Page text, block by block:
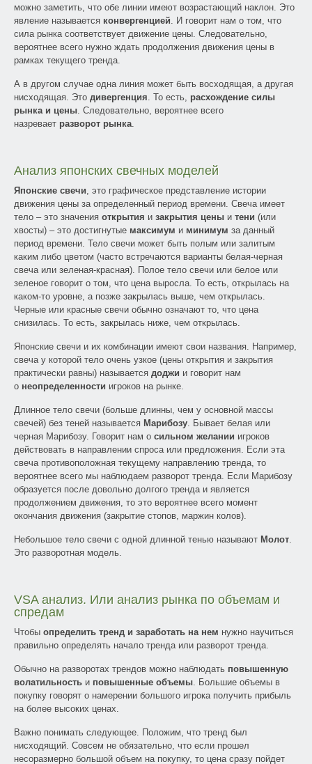
можно заметить, что обе линии имеют возрастающий наклон. Это
явление называется конвергенцией. И говорит нам о том, что
сила рынка соответствует движение цены. Следовательно,
вероятнее всего нужно ждать продолжения движения цены в
рамках текущего тренда.
А в другом случае одна линия может быть восходящая, а другая
нисходящая. Это дивергенция. То есть, расхождение силы
рынка и цены. Следовательно, вероятнее всего
назревает разворот рынка.
Анализ японских свечных моделей
Японские свечи, это графическое представление истории
движения цены за определенный период времени. Свеча имеет
тело – это значения открытия и закрытия цены и тени (или
хвосты) – это достигнутые максимум и минимум за данный
период времени. Тело свечи может быть полым или залитым
каким либо цветом (часто встречаются варианты белая-черная
свеча или зеленая-красная). Полое тело свечи или белое или
зеленое говорит о том, что цена выросла. То есть, открылась на
каком-то уровне, а позже закрылась выше, чем открылась.
Черные или красные свечи обычно означают то, что цена
снизилась. То есть, закрылась ниже, чем открылась.
Японские свечи и их комбинации имеют свои названия. Например,
свеча у которой тело очень узкое (цены открытия и закрытия
практически равны) называется доджи и говорит нам
о неопределенности игроков на рынке.
Длинное тело свечи (больше длинны, чем у основной массы
свечей) без теней называется Марибозу. Бывает белая или
черная Марибозу. Говорит нам о сильном желании игроков
действовать в направлении спроса или предложения. Если эта
свеча противоположная текущему направлению тренда, то
вероятнее всего мы наблюдаем разворот тренда. Если Марибозу
образуется после довольно долгого тренда и является
продолжением движения, то это вероятнее всего момент
окончания движения (закрытие стопов, маржин колов).
Небольшое тело свечи с одной длинной тенью называют Молот.
Это разворотная модель.
VSA анализ. Или анализ рынка по объемам и
спредам
Чтобы определить тренд и заработать на нем нужно научиться
правильно определять начало тренда или разворот тренда.
Обычно на разворотах трендов можно наблюдать повышенную
волатильность и повышенные объемы. Большие объемы в
покупку говорят о намерении большого игрока получить прибыль
на более высоких ценах.
Важно понимать следующее. Положим, что тренд был
нисходящий. Совсем не обязательно, что если прошел
несоразмерно большой объем на покупку, то цена сразу пойдет